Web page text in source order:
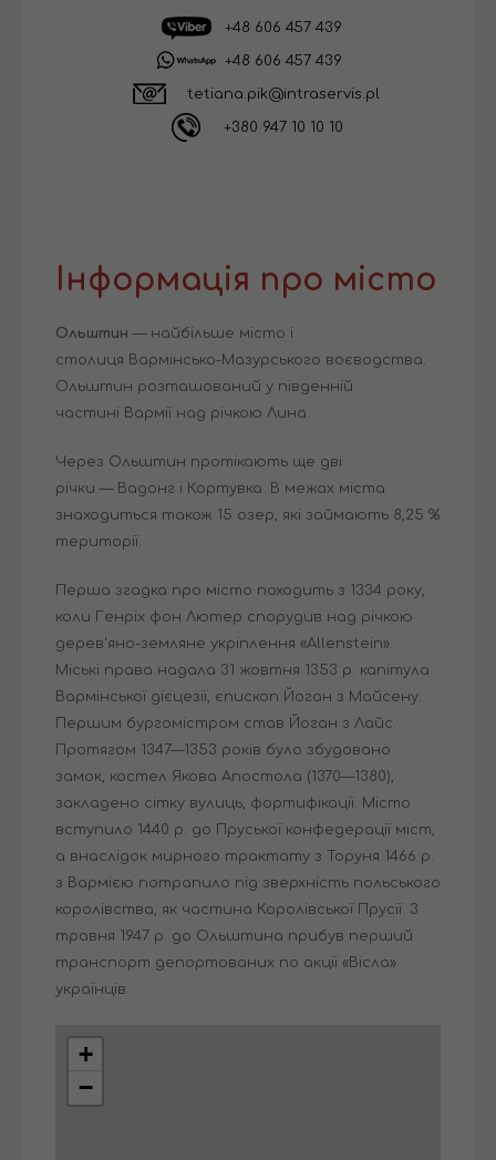
+48 606 457 439
+48 606 457 439
tetiana.pik@intraservis.pl
+380 947 10 10 10
Інформація про місто
Ольштин — найбільше місто і
столиця Вармінсько-Мазурського воєводства.
Ольштин розташований у південній
частині Вармії над річкою Лина.
Через Ольштин протікають ще дві
річки — Вадонг і Кортувка. В межах міста
знаходиться також 15 озер, які займають 8,25 %
території.
Перша згадка про місто походить з 1334 року,
коли Генріх фон Лютер спорудив над річкою
дерев'яно-земляне укріплення «Allenstein».
Міські права надала 31 жовтня 1353 р. капітула
Вармінської дієцезії, єпископ Йоган з Майсену.
Першим бургомістром став Йоган з Лайс.
Протягом 1347—1353 років було збудовано
замок, костел Якова Апостола (1370—1380),
закладено сітку вулиць, фортифікації. Місто
вступило 1440 р. до Пруської конфедерації міст,
а внаслідок мирного трактату з Торуня 1466 р.
з Вармією потрапило під зверхність польського
королівства, як частина Королівської Прусії. 3
травня 1947 р. до Ольштина прибув перший
транспорт депортованих по акції «Вісла»
українців.
+
−